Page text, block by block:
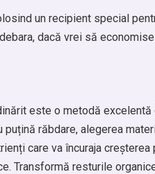
un recipient special
dacă vrei să
este o metodă
puțină răbdare, alegerea
care va încuraja
Transformă resturile